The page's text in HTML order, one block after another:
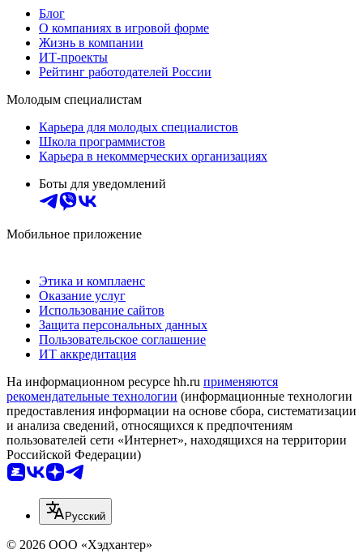
Блог
О компаниях в игровой форме
Жизнь в компании
ИТ-проекты
Рейтинг работодателей России
Молодым специалистам
Карьера для молодых специалистов
Школа программистов
Карьера в некоммерческих организациях
Боты для уведомлений
Мобильное приложение
Этика и комплаенс
Оказание услуг
Использование сайтов
Защита персональных данных
Пользовательское соглашение
ИТ аккредитация
На информационном ресурсе hh.ru применяются
рекомендательные технологии (информационные технологии
предоставления информации на основе сбора, систематизации
и анализа сведений, относящихся к предпочтениям
пользователей сети «Интернет», находящихся на территории
Российской Федерации)
Русский
© 2026 ООО «Хэдхантер»